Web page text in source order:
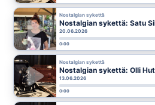
Nostalgian sykettä
Nostalgian sykettä: Satu
20.06.2026
0:00
Nostalgian sykettä
Nostalgian sykettä: Olli
13.06.2026
0:00